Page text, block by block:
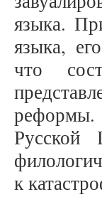
языка.
языка,
что
реформы.
Русской
к